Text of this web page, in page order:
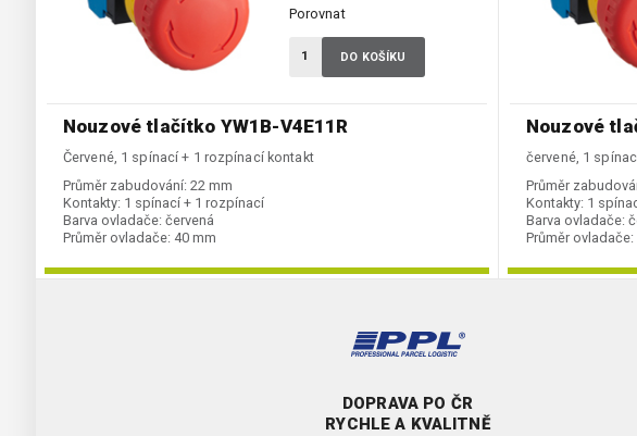
Nouzové tlačítko YW1B-V4E11R
Červené, 1 spínací + 1 rozpínací kontakt
Průměr zabudování: 22 mm
Kontakty: 1 spínací + 1 rozpínací
Barva ovladače: červená
Průměr ovladače: 40 mm
Porovnat
DO KOŠÍKU
Nouzové
červené, 1
Průměr
Kontakty: 1
Barva ovladače:
Průměr ovladače:
DOPRAVA PO ČR
RYCHLE A KVALITNĚ